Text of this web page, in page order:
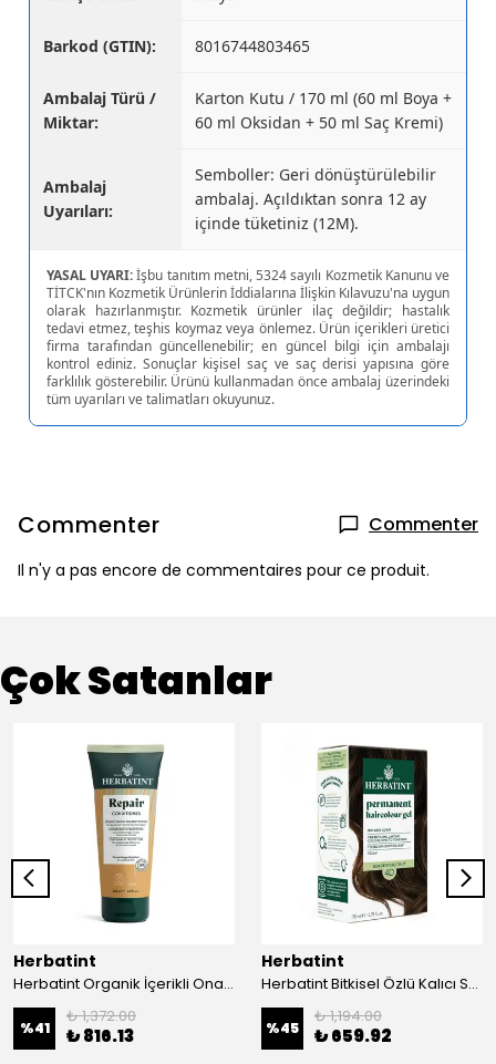
Barkod (GTIN): 8016744803465
Ambalaj Türü /
Miktar:
Karton Kutu / 170 ml (60 ml Boya +
60 ml Oksidan + 50 ml Saç Kremi)
Ambalaj
Uyarıları:
Semboller: Geri dönüştürülebilir
ambalaj. Açıldıktan sonra 12 ay
içinde tüketiniz (12M).
YASAL UYARI:İşbu tanıtım metni, 5324 sayılı Kozmetik Kanunu ve
TİTCK'nın Kozmetik Ürünlerin İddialarına İlişkin Kılavuzu'na uygun
olarak hazırlanmıştır. Kozmetik ürünler ilaç değildir; hastalık
tedavi etmez, teşhis koymaz veya önlemez. Ürün içerikleri üretici
firma tarafından güncellenebilir; en güncel bilgi için ambalajı
kontrol ediniz. Sonuçlar kişisel saç ve saç derisi yapısına göre
farklılık gösterebilir. Ürünü kullanmadan önce ambalaj üzerindeki
tüm uyarıları ve talimatları okuyunuz.
Commenter Commenter
Il n'y a pas encore de commentaires pour ce produit.
Çok Satanlar
Herbatint
Herbatint Organik İçerikli Onarıcı Bakım Kremi 200 ml
%41
₺ 1,372.00
₺ 816.13
Herbatint
Herbatint Bitkisel Özlü Kalıcı Saç Boyası | Altın Kestane (Golden Chestnut 4D) 170 ml
%45
₺ 1,194.00
₺ 659.92